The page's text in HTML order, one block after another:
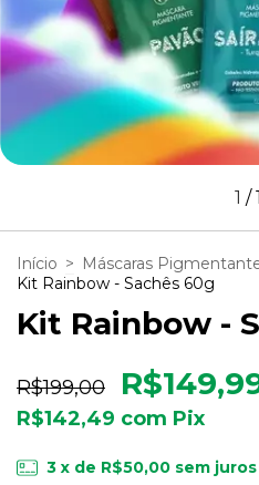
1 /1
Início > Máscaras
Kit Rainbow - Sachês 60g
Kit Rainbow -
R$199,00
R$142,49 com Pix
3 x de R$50,00 sem juros